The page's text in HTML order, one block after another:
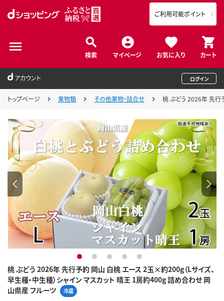
検索 マイページ お気に入り カート
ご利用可能ポイント
アカウント ログイン
トップページ 果物類 その他果物・詰合せ 桃 ぶどう 2026年 先行
桃 ぶどう 2026年 先行予約 岡山 白桃 エース 2玉×約200g（Lサイズ、
早生種・中生種）シャイン マスカット 晴王 1房約400g 詰め合わせ 岡
山県産 フルーツ
冷蔵
1 2 3 4 5